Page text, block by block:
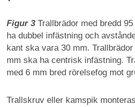
Figur 3Trallbrädor med bredd
ha dubbel infästning och
kant ska vara 30 mm.
mm ska ha centrisk infästning.
med 6 mm bred rörelsefog mot
Trallskruv eller kamspik